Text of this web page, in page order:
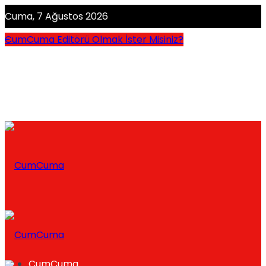
Cuma, 7 Ağustos 2026
CumCuma Editörü Olmak İster Misiniz?